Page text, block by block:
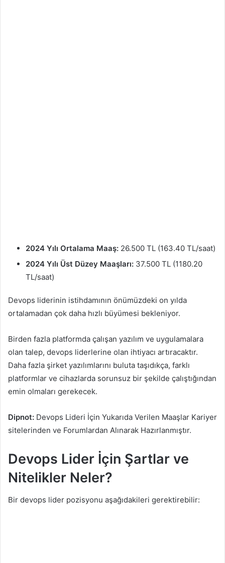
2024 Yılı Ortalama Maaş: 26.500 TL (163.40 TL/saat)
2024 Yılı Üst Düzey Maaşları: 37.500 TL (1180.20
TL/saat)
Devops liderinin istihdamının önümüzdeki on yılda
ortalamadan çok daha hızlı büyümesi bekleniyor.
Birden fazla platformda çalışan yazılım ve uygulamalara
olan talep, devops liderlerine olan ihtiyacı artıracaktır.
Daha fazla şirket yazılımlarını buluta taşıdıkça, farklı
platformlar ve cihazlarda sorunsuz bir şekilde çalıştığından
emin olmaları gerekecek.
Dipnot: Devops Lideri İçin Yukarıda Verilen Maaşlar Kariyer
sitelerinden ve Forumlardan Alınarak Hazırlanmıştır.
Devops Lider İçin Şartlar ve
Nitelikler Neler?
Bir devops lider pozisyonu aşağıdakileri gerektirebilir: